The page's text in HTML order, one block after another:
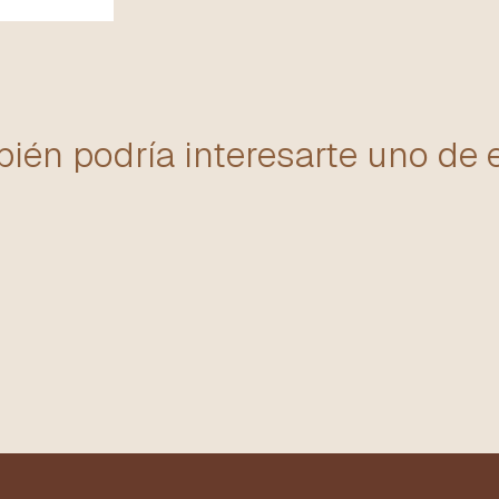
podría interesarte uno de